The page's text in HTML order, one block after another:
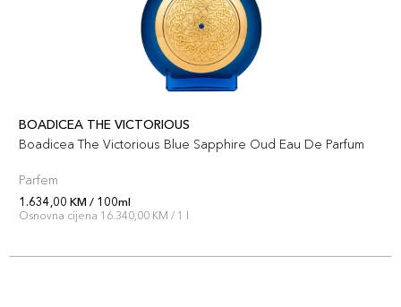
BOADICEA THE VICTORIOUS
Boadicea The Victorious Blue Sapphire Oud Eau De Parfum
Parfem
1.634,00 KM / 100ml
Osnovna cijena 16.340,00 KM / 1 l